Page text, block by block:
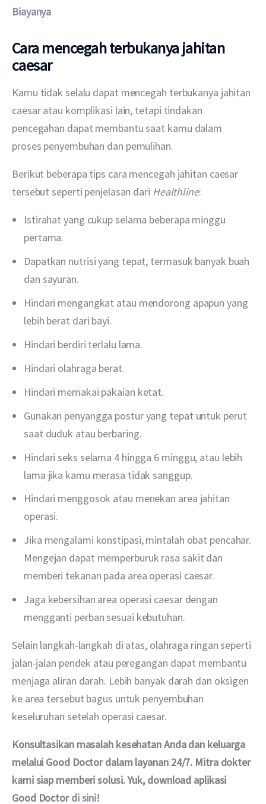
Biayanya
Cara mencegah terbukanya jahitan
caesar
Kamu tidak selalu dapat mencegah terbukanya jahitan
caesar atau komplikasi lain, tetapi tindakan
pencegahan dapat membantu saat kamu dalam
proses penyembuhan dan pemulihan.
Berikut beberapa tips cara mencegah jahitan caesar
tersebut seperti penjelasan dari Healthline:
Istirahat yang cukup selama beberapa minggu
pertama.
Dapatkan nutrisi yang tepat, termasuk banyak buah
dan sayuran.
Hindari mengangkat atau mendorong apapun yang
lebih berat dari bayi.
Hindari berdiri terlalu lama.
Hindari olahraga berat.
Hindari memakai pakaian ketat.
Gunakan penyangga postur yang tepat untuk perut
saat duduk atau berbaring.
Hindari seks selama 4 hingga 6 minggu, atau lebih
lama jika kamu merasa tidak sanggup.
Hindari menggosok atau menekan area jahitan
operasi.
Jika mengalami konstipasi, mintalah obat pencahar.
Mengejan dapat memperburuk rasa sakit dan
memberi tekanan pada area operasi caesar.
Jaga kebersihan area operasi caesar dengan
mengganti perban sesuai kebutuhan.
Selain langkah-langkah di atas, olahraga ringan seperti
jalan-jalan pendek atau peregangan dapat membantu
menjaga aliran darah. Lebih banyak darah dan oksigen
ke area tersebut bagus untuk penyembuhan
keseluruhan setelah operasi caesar.
Konsultasikan masalah kesehatan Anda dan keluarga
melalui Good Doctor dalam layanan 24/7. Mitra dokter
kami siap memberi solusi. Yuk, download aplikasi
Good Doctor di sini!